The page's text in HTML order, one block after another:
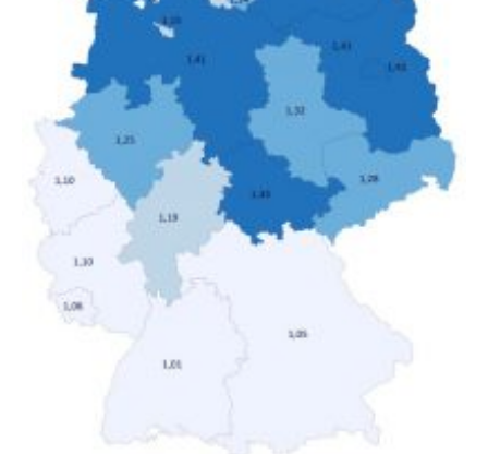
Nettoäquivalenzeinkommen) nur einen moderaten
Anstieg des Mietanteils am Gesamteinkommen
hinnehmen mussten, nahm die Belastung bei
Menschen mit…